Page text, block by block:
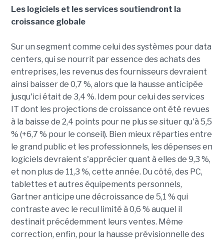
Les logiciels et les services soutiendront la
croissance globale
Sur un segment comme celui des systèmes pour data
centers, qui se nourrit par essence des achats des
entreprises, les revenus des fournisseurs devraient
ainsi baisser de 0,7 %, alors que la hausse anticipée
jusqu'ici était de 3,4 %. Idem pour celui des services
IT dont les projections de croissance ont été revues
à la baisse de 2,4 points pour ne plus se situer qu'à 5,5
% (+6,7 % pour le conseil). Bien mieux réparties entre
le grand public et les professionnels, les dépenses en
logiciels devraient s'apprécier quant à elles de 9,3 %,
et non plus de 11,3 %, cette année. Du côté, des PC,
tablettes et autres équipements personnels,
Gartner anticipe une décroissance de 5,1 % qui
contraste avec le recul limité à 0,6 % auquel il
destinait précédemment leurs ventes. Même
correction, enfin, pour la hausse prévisionnelle des